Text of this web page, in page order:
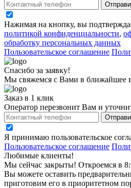
Нажимая на кнопку, вы
политикой конфиденциальности,
обработку персональных данных
Пользовательское соглашение
Спасибо за заявку!
Мы свяжемся с Вами в ближайшее
Заказ в 1 клик
Оператор перезвонит Вам и
Я принимаю пользовательское
Пользовательское соглашение
Любимые клиенты!
Мы сейчас закрыты! Откроемся в
Вы можете оставить
приготовим его в приоритетном